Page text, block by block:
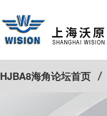
HJBA8海角论坛首页
客户案例